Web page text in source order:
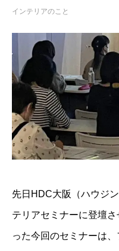
インテリアのこと
先日HDC大阪（ハウジ
テリアセミナーに登壇
った今回のセミナーは